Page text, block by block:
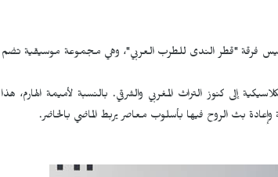
تأسيس فرقة "قطر الندى للطرب العربي"، وهي مجموعة موسيقية تضم
إلى كنوز التراث المغربي والشرقي. بالنسبة لأميمة الهارم، هذا
بث الروح فيها بأسلوب معاصر يربط الماضي بالحاضر.